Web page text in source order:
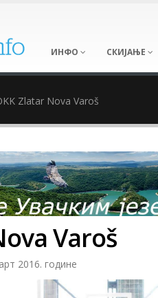
ИНФО СКИЈАЊЕ
Zlatar Nova Varoš
Varoš
2016. године